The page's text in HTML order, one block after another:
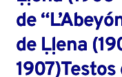
de
de Ḷḷena
1907)Testos